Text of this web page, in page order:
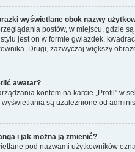
wyświetlane obok nazwy
postów, w miejscu, gdzie
jest on w formie gwiazdek,
Drugi, zazwyczaj większy
awatar?
kontem na karcie „Profil” w
są uzależnione od
i jak można ją zmienić?
pod nazwami użytkowników